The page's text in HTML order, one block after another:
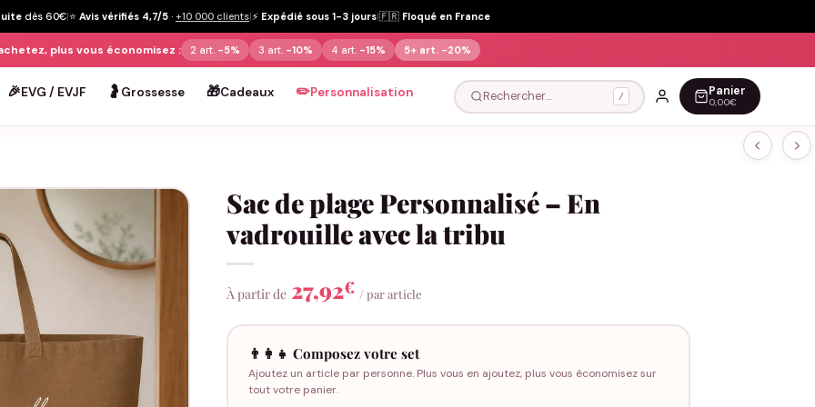
dès 60€|⭐ Avis vérifiés 4,7/5 · +10 000 clients|⚡ Expédié sous 1-3 jours|🇫🇷 Floqué en France
plus vous économisez : 2 art. -5% 3 art. -10% 4 art. -15% 5+ art. -20%
🎉EVG / EVJF 🤰 Grossesse 🎁Cadeaux ✏️Personnalisation Rechercher… / Panier
0,00€
Sac de plage Personnalisé – En
vadrouille avec la tribu
À partir de 27,92€ / par article
👨‍👩‍👧 Composez votre set
Ajoutez un article par personne. Plus vous en ajoutez, plus vous économisez sur
tout votre panier.